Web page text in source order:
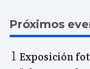
Próximos
Exposición